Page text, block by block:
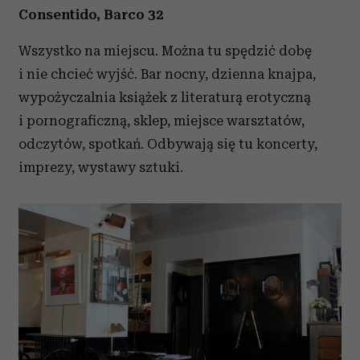
Consentido, Barco 32
Wszystko na miejscu. Można tu spędzić dobę
i nie chcieć wyjść. Bar nocny, dzienna knajpa,
wypożyczalnia książek z literaturą erotyczną
i pornograficzną, sklep, miejsce warsztatów,
odczytów, spotkań. Odbywają się tu koncerty,
imprezy, wystawy sztuki.